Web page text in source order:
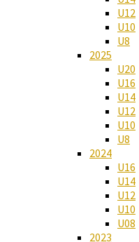
U12
U10
U8
2025
U20
U16
U14
U12
U10
U8
2024
U16
U14
U12
U10
U08
2023